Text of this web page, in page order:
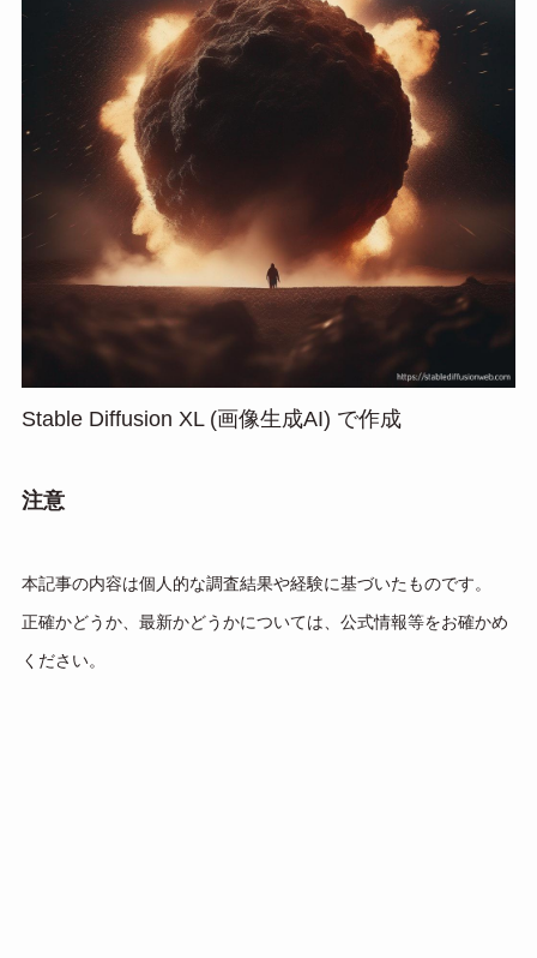
Stable Diffusion XL (画像生成AI) で作成
注意
本記事の内容は個人的な調査結果や経験に基づいたものです。
正確かどうか、最新かどうかについては、公式情報等をお確かめ
ください。